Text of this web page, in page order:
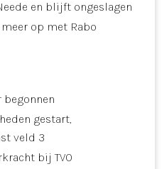
en blijft ongeslagen
op met Rabo
begonnen
gestart,
veld 3
bij TVO